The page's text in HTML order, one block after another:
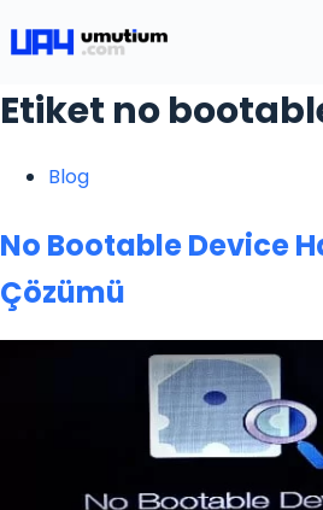
Etiket no
Blog
No Bootable Device
Çözümü